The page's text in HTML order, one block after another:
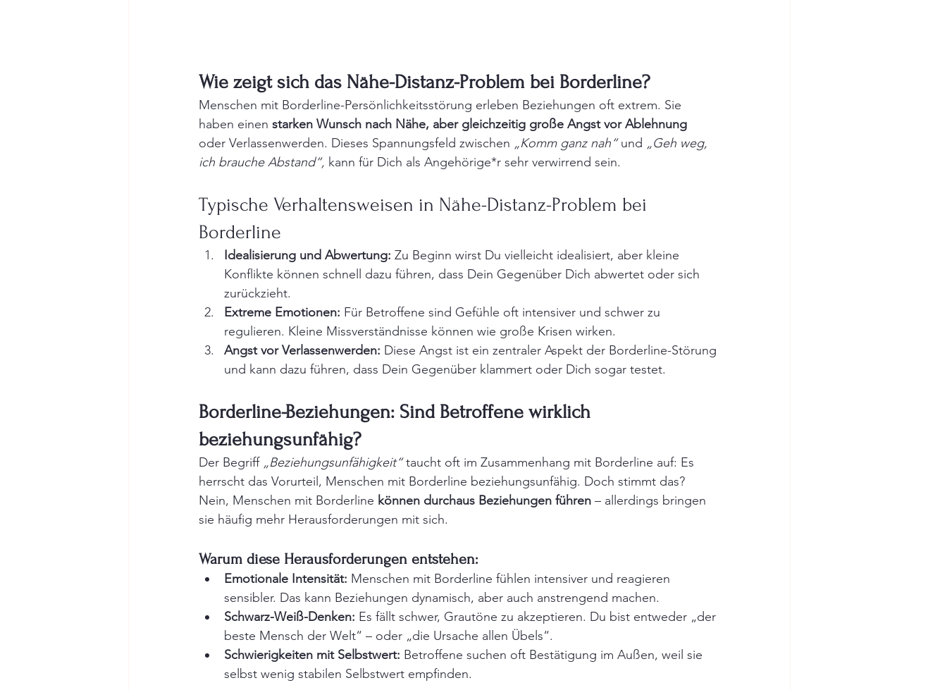
Wie zeigt sich das Nähe-Distanz-Problem bei Borderline?
Menschen mit Borderline-Persönlichkeitsstörung erleben Beziehungen oft extrem. Sie
haben einen starken Wunsch nach Nähe, aber gleichzeitig große Angst vor Ablehnung
oder Verlassenwerden. Dieses Spannungsfeld zwischen „Komm ganz nah“ und „Geh weg,
ich brauche Abstand“, kann für Dich als Angehörige*r sehr verwirrend sein.
Typische Verhaltensweisen in Nähe-Distanz-Problem bei
Borderline
Idealisierung und Abwertung: Zu Beginn wirst Du vielleicht idealisiert, aber kleine
Konflikte können schnell dazu führen, dass Dein Gegenüber Dich abwertet oder sich
zurückzieht.
Extreme Emotionen: Für Betroffene sind Gefühle oft intensiver und schwer zu
regulieren. Kleine Missverständnisse können wie große Krisen wirken.
Angst vor Verlassenwerden: Diese Angst ist ein zentraler Aspekt der Borderline-Störung
und kann dazu führen, dass Dein Gegenüber klammert oder Dich sogar testet.
Borderline-Beziehungen: Sind Betroffene wirklich
beziehungsunfähig?
Der Begriff „Beziehungsunfähigkeit“ taucht oft im Zusammenhang mit Borderline auf: Es
herrscht das Vorurteil, Menschen mit Borderline beziehungsunfähig. Doch stimmt das?
Nein, Menschen mit Borderline können durchaus Beziehungen führen – allerdings bringen
sie häufig mehr Herausforderungen mit sich.
Warum diese Herausforderungen entstehen:
Emotionale Intensität: Menschen mit Borderline fühlen intensiver und reagieren
sensibler. Das kann Beziehungen dynamisch, aber auch anstrengend machen.
Schwarz-Weiß-Denken: Es fällt schwer, Grautöne zu akzeptieren. Du bist entweder „der
beste Mensch der Welt“ – oder „die Ursache allen Übels“.
Schwierigkeiten mit Selbstwert: Betroffene suchen oft Bestätigung im Außen, weil sie
selbst wenig stabilen Selbstwert empfinden.